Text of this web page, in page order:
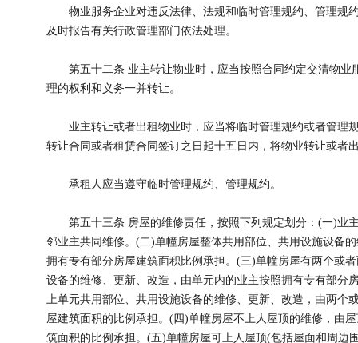
物业服务企业对违反法律、法规和临时管理规约、管理规
及时报告有关行政管理部门依法处理。
第五十二条 业主转让物业时，应当按照合同约定交清物业
理的权利和义务一并转让。
业主转让或者出租物业时，应当将临时管理规约或者管理
转让合同或者租赁合同签订之日起十五日内，将物业转让或者
承租人应当遵守临时管理规约、管理规约。
第五十三条 房屋的维修责任，按照下列规定划分：(一)业
邻业主共同维修。(二)单幢房屋整体共用部位、共用设施设备
拥有专有部分房屋建筑面积比例承担。(三)单幢房屋有两个或
设备的维修、更新、改造，由单元内的业主按照拥有专有部分
上单元共用部位、共用设施设备的维修、更新、改造，由两个
屋建筑面积的比例承担。(四)单幢房屋不上人屋顶的维修，由
筑面积的比例承担。(五)单幢房屋可上人屋顶(包括屋面和周边